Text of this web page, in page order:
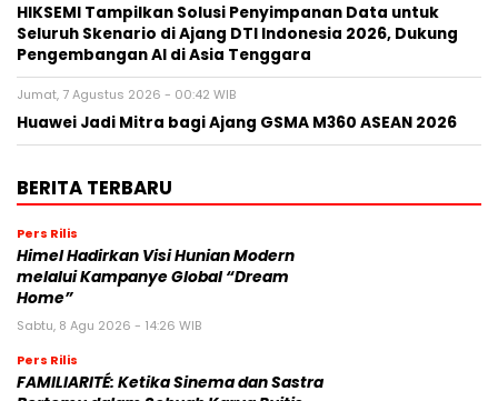
HIKSEMI Tampilkan Solusi Penyimpanan Data untuk
Seluruh Skenario di Ajang DTI Indonesia 2026, Dukung
Pengembangan AI di Asia Tenggara
Jumat, 7 Agustus 2026 - 00:42 WIB
Huawei Jadi Mitra bagi Ajang GSMA M360 ASEAN 2026
BERITA TERBARU
Pers Rilis
Himel Hadirkan Visi Hunian Modern
melalui Kampanye Global “Dream
Home”
Sabtu, 8 Agu 2026 - 14:26 WIB
Pers Rilis
FAMILIARITÉ: Ketika Sinema dan Sastra